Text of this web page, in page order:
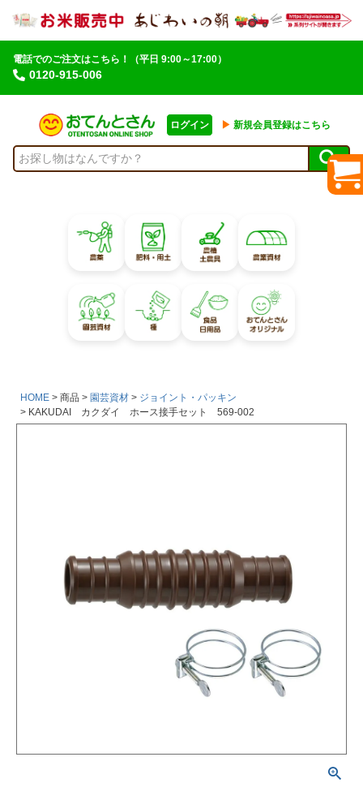
電話でのご注文はこちら！
0120-915-006
（平日 9:00～17:00）
ログイン ▶︎ 新規会員登録はこちら
HOME 商品 園芸資材
ジョイント・パッキン
KAKUDAI カクダイ ホース接手セット 569-002